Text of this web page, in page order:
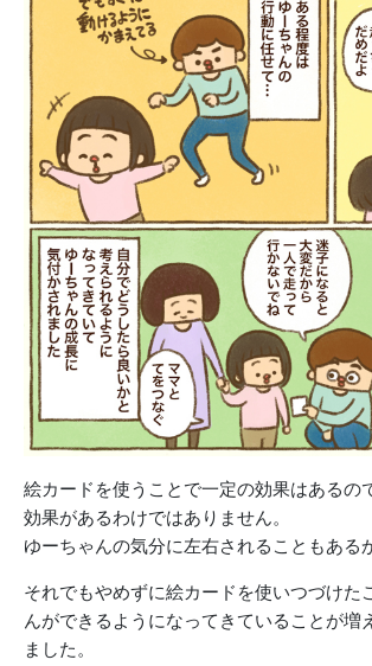
絵カードを使うことで一定の効果はあるの
効果があるわけではありません。
ゆーちゃんの気分に左右されることもある
それでもやめずに絵カードを使いつづけた
んができるようになってきていることが増
ました。